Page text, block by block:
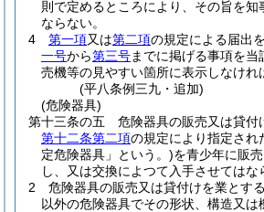
則で定めるところにより、その旨を知
ならない。
4
第一項又は第二項の規定による届出
一号から第三号までに掲げる事項を当
売機等の見やすい箇所に表示しなけれ
(平八条例三九・追加)
(危険器具)
第十三条の五
危険器具の販売又は貸付
第十二条第二項の規定により指定され
定危険器具」という。)を青少年に販
し、又は交換によつて入手させてはな
2
危険器具の販売又は貸付けを業とす
以外の危険器具でその形状、構造又は